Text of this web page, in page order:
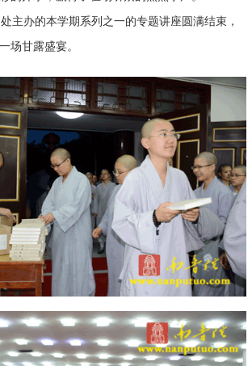
主办的本学期系列之一的专题讲座圆满结束，
场甘露盛宴。